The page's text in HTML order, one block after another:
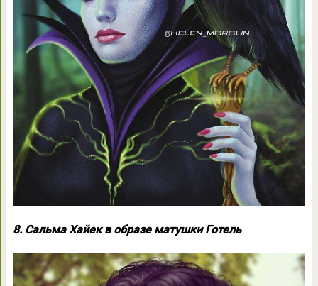
8. Сальма Хайек в образе матушки Готель